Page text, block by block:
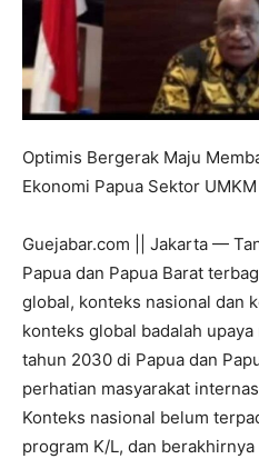
Optimis Bergerak Maju
Ekonomi Papua Sektor UMKM
Guejabar.com || Jakarta —
Papua dan Papua Barat
global, konteks nasional dan
konteks global badalah
tahun 2030 di Papua dan
perhatian masyarakat
Konteks nasional belum
program K/L, dan berakhirnya